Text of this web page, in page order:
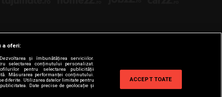
a oferi:
și îmbunătățirea serviciilor.
selectarea conținutului personalizat.
pentru selectarea publicității
Măsurarea performanței conținutului.
diferite. Utilizarea datelor limitate pentru
Date precise de geolocație și
ACCEPT TOATE